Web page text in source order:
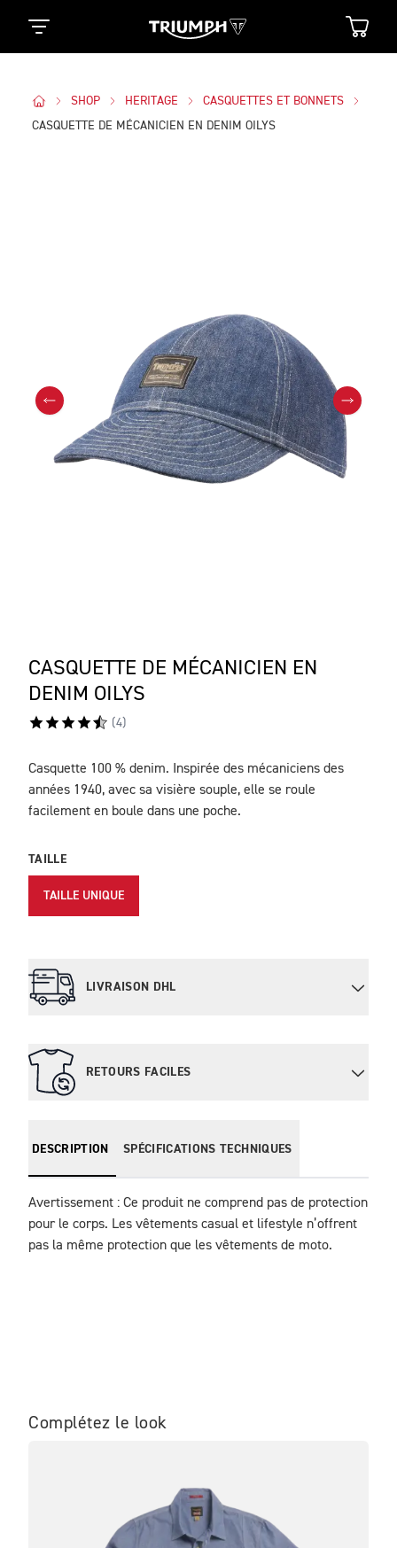
SHOP HERITAGE
CASQUETTES ET BONNETS
CASQUETTE DE MÉCANICIEN EN DENIM OILYS
CASQUETTE DE MÉCANICIEN EN
DENIM OILYS
(4)
DESCRIPTION
Casquette 100 % denim. Inspirée des mécaniciens des
années 1940, avec sa visière souple, elle se roule
facilement en boule dans une poche.
TAILLE
TAILLE UNIQUE
LIVRAISON DHL
RETOURS FACILES
DESCRIPTION SPÉCIFICATIONS TECHNIQUES
Avertissement : Ce produit ne comprend pas de protection
pour le corps. Les vêtements casual et lifestyle n’offrent
pas la même protection que les vêtements de moto.
Complétez le look